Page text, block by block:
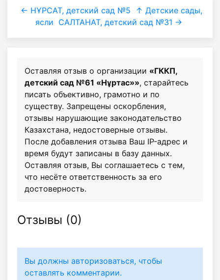
← НҰРСАТ, детский сад №5
↑ Детские сады,
ясли САЛТАНАТ, детский сад №31 →
Оставляя отзыв о организации «ГККП,
детский сад №61 «Нұртас»», старайтесь
писать объективно, грамотно и по
существу. Запрещены оскорбления,
отзывы нарушающие законодательство
Казахстана, недостоверные отзывы.
После добавления отзыва Ваш IP-адрес и
время будут записаны в базу данных.
Оставляя отзыв, Вы соглашаетесь с тем,
что несёте ответственность за его
достоверность.
Отзывы (0)
Вы должны авторизоваться, чтобы
оставлять комментарии.